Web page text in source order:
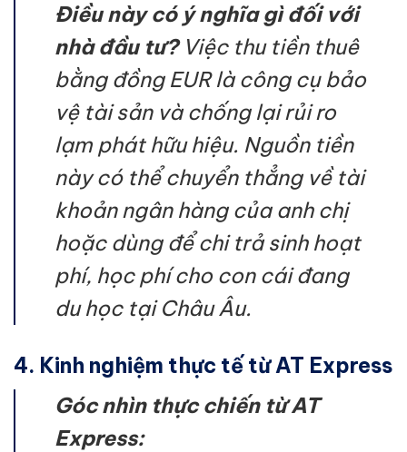
Điều này có ý nghĩa gì đối với
nhà đầu tư?Việc thu tiền thuê
bằng đồng EUR là công cụ bảo
vệ tài sản và chống lại rủi ro
lạm phát hữu hiệu. Nguồn tiền
này có thể chuyển thẳng về tài
khoản ngân hàng của anh chị
hoặc dùng để chi trả sinh hoạt
phí, học phí cho con cái đang
du học tại Châu Âu.
4. Kinh nghiệm thực tế từ AT Express
Góc nhìn thực chiến từ AT
Express: